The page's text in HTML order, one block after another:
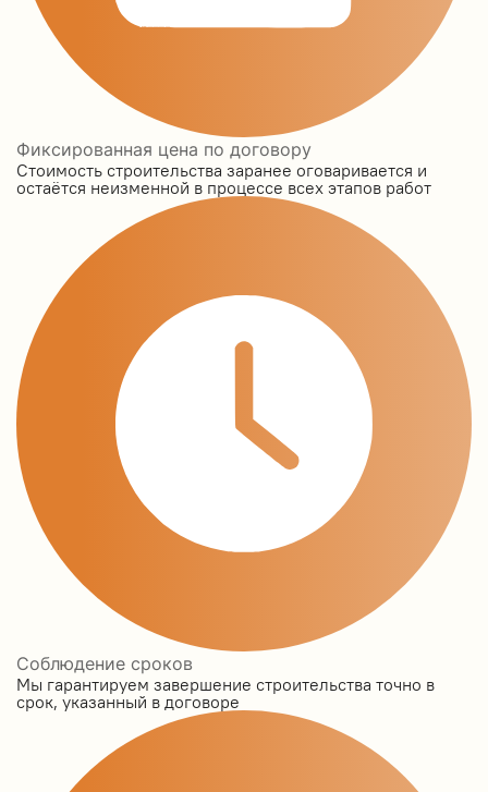
Фиксированная цена по договору
Стоимость строительства заранее оговаривается и
остаётся неизменной в процессе всех этапов работ
Соблюдение сроков
Мы гарантируем завершение строительства точно в
срок, указанный в договоре